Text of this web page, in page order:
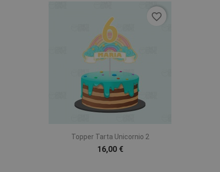
Topper Tarta Unicornio 2
16,00 €
favorite_border